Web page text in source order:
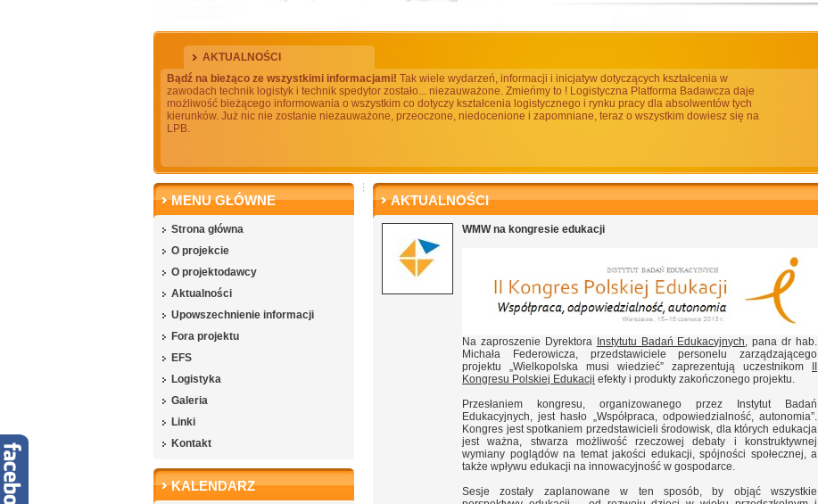
AKTUALNOŚCI
Bądź na bieżąco ze wszystkimi informacjami! Tak wiele wydarzeń, informacji i inicjatyw dotyczących kształcenia w
zawodach technik logistyk i technik spedytor zostało... niezauważone. Zmieńmy to ! Logistyczna Platforma Badawcza daje
możliwość bieżącego informowania o wszystkim co dotyczy kształcenia logistycznego i rynku pracy dla absolwentów tych
kierunków. Już nic nie zostanie niezauważone, przeoczone, niedocenione i zapomniane, teraz o wszystkim dowiesz się na
LPB.
MENU GŁÓWNE
Strona główna
O projekcie
O projektodawcy
Aktualności
Upowszechnienie informacji
Fora projektu
EFS
Logistyka
Galeria
Linki
Kontakt
KALENDARZ
AKTUALNOŚCI
WMW na kongresie edukacji
Na zaproszenie Dyrektora Instytutu Badań Edukacyjnych, pana dr hab.
Michała Federowicza, przedstawiciele personelu zarządzającego
projektu „Wielkopolska musi wiedzieć” zaprezentują uczestnikom
Kongresu Polskiej Edukacji efekty i produkty zakończonego projektu.
Przesłaniem kongresu, organizowanego przez Instytut Badań
Edukacyjnych, jest hasło „Współpraca, odpowiedzialność, autonomia”.
Kongres jest spotkaniem przedstawicieli środowisk, dla których edukacja
jest ważna, stwarza możliwość rzeczowej debaty i konstruktywnej
wymiany poglądów na temat jakości edukacji, spójności społecznej, a
także wpływu edukacji na innowacyjność w gospodarce.
Sesje zostały zaplanowane w ten sposób, by objąć wszystkie